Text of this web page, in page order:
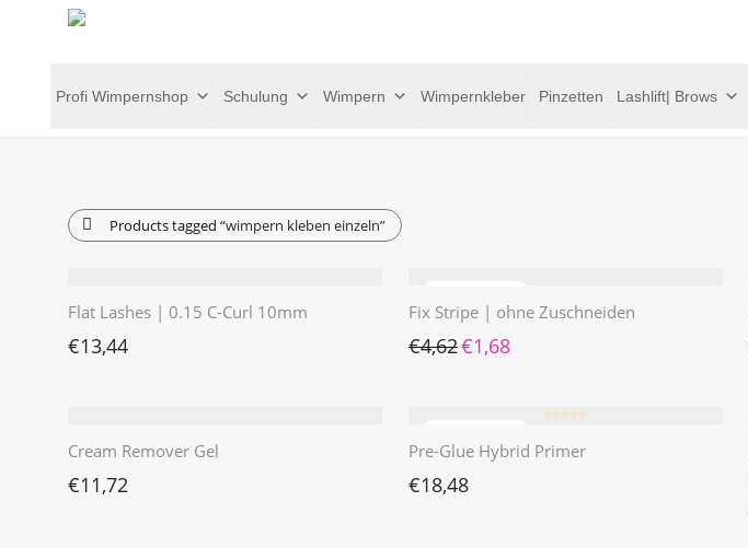
Profi Wimpernshop Schulung Wimpern Wimpernkleber Pinzetten Lashlift| Brows
Products tagged “wimpern kleben einzeln”
Flat Lashes | 0.15 C-Curl 10mm
€13,44
Fix Stripe | ohne Zuschneiden
€4,62 Ursprünglicher Preis war: €4,62
€1,68
Cream Remover Gel
€11,72
⭐️⭐️⭐️⭐️⭐️
Pre-Glue Hybrid Primer
€18,48